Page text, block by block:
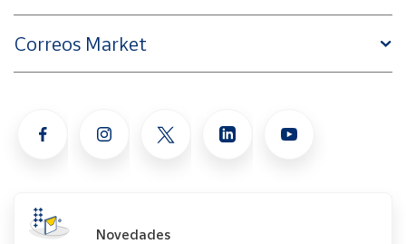
Correos Market
Novedades